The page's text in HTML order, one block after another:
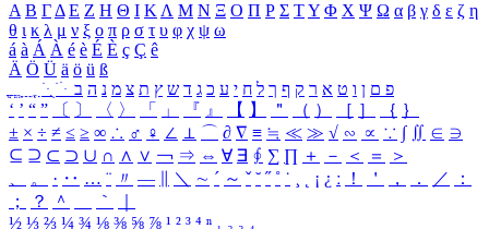
Α Β ΓΔ Ε Ζ Η Θ Ι ΚΛ Μ Ν Ξ Ο Π Ρ Σ ΤΥ Φ Χ Ψ Ω α β γ δ ε ζ η
θ ι κ λ μ ν ξ ο π ρ σ τ υ φ χ ψ ω
á à Á À é è É È ç Ç ê
Ä Ö Ü ä ö ü ß
ִֶֹ ֻּ ׁׂ פ ם ן ו ט א ר ק ף ך ל ח י ע כ ג ד ש ץ ת צ מ נ ה ב
‘ ’ “ ” 〔 〕 〈 〉 「 」 『 』 【 】 ＂ （ ） ［ ］ ｛ ｝
± × ÷ ≠ ≤ ≥ ∞ ∴ ♂ ♀ ∠ ⊥ ⌒ ∂ ∇ ≡ ≒ ≪ ≫ √ ∽ ∝ ∵ ∫ ∬ ∈ ∋
⊆ ⊇ ⊂ ⊃ ∪ ∩ ∧ ∨ ￢ ⇒ ⇔ ∀ ∃ ∮ ∑ ∏ ＋ － ＜ ＝
＞
、
。 · ‥ … ¨ 〃 ― ＼ ∼ ´ ～ ˇ ˘ ˝ ˚ ˙ ¸ ¡ ¿ ː ！ ＇ ， ． ／
：
；
？ ＾ ｀
½ ⅓ ⅔ ¼ ¾ ⅛ ⅜ ⅝ ⅞ ¹ ² ³ ⁴ ⁿ ₁ ₂ ₃ ₄